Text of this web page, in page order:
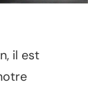
il est